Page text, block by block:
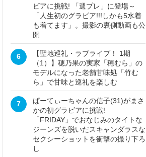
ビアに挑戦! 「週プレ」に登場～
「人生初のグラビア!!!しかも5水着
も着てます」。撮影の裏側動画も公
開
6
【聖地巡礼・ラブライブ！ 1期
（1）】穂乃果の実家「穂むら」の
モデルになった老舗甘味処「竹む
ら」で甘味と巡礼を楽しむ
7
ぱーてぃーちゃんの信子(31)がまさ
かの初グラビアに挑戦!
「FRIDAY」でおなじみのタイトな
ジーンズを脱いだスキャンダラスな
セクシーショットを衝撃の撮り下ろ
し